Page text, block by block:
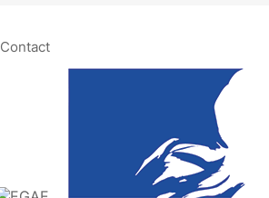
Contact